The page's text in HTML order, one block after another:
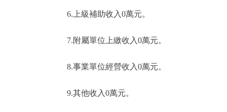
6.上級補助收入0萬元。
7.附屬單位上繳收入0萬元。
8.事業單位經營收入0萬元。
9.其他收入0萬元。